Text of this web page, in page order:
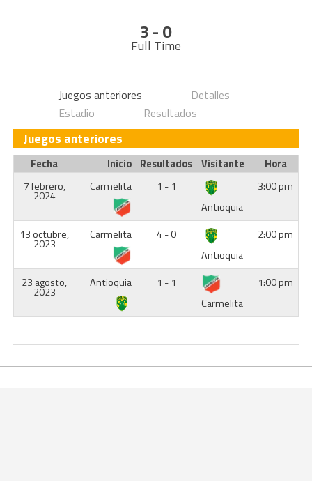
3 - 0
Full Time
Juegos anteriores
Detalles
Estadio
Resultados
Juegos anteriores
Fecha Inicio Resultados Visitante
Hora
7 febrero,
2024
Carmelita
1 - 1
Antioquia
3:00 pm
13 octubre,
2023
Carmelita
4 - 0
Antioquia
2:00 pm
23 agosto,
2023
Antioquia
1 - 1
Carmelita
1:00 pm